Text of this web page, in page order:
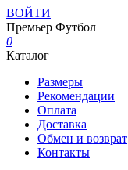
ВОЙТИ
Премьер Футбол
0
Каталог
Размеры
Рекомендации
Оплата
Доставка
Обмен и возврат
Контакты